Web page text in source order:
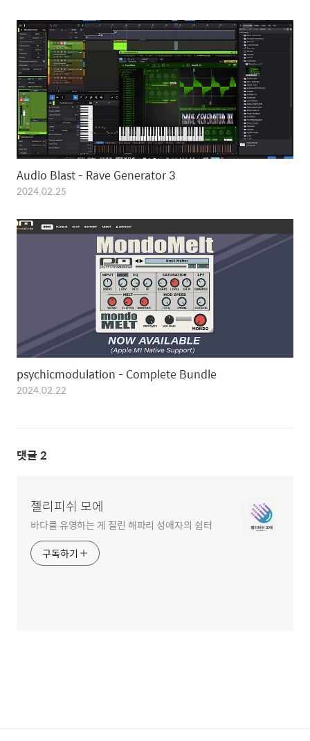
Audio Blast - Rave Generator 3
2024.02.25
psychicmodulation - Complete Bundle
2024.02.22
댓글 2
젤리피쉬 모에
바다를 유영하는 게 질린 해파리 성애자의 쉼터
구독하기